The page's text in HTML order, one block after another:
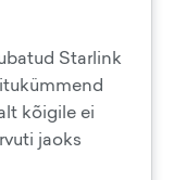
Starlink
kõigile ei
jaoks